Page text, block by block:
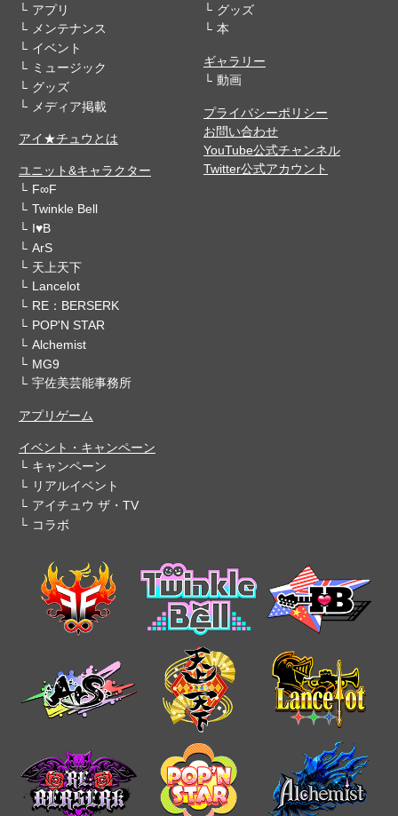
アプリ
メンテナンス
イベント
ミュージック
グッズ
メディア掲載
アイ★チュウとは
ユニット&キャラクター
F∞F
Twinkle Bell
I♥B
ArS
天上天下
Lancelot
RE：BERSERK
POP'N STAR
Alchemist
MG9
宇佐美芸能事務所
アプリゲーム
イベント・キャンペーン
キャンペーン
リアルイベント
アイチュウ ザ・TV
コラボ
グッズ
本
ギャラリー
動画
プライバシーポリシー
お問い合わせ
YouTube公式チャンネル
Twitter公式アカウント